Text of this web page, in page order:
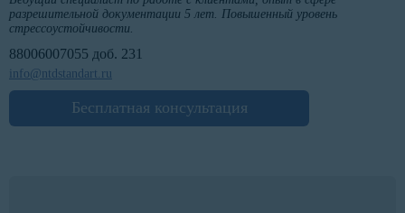
разрешительной документации 5 лет. Повышенный уровень
стрессоустойчивости.
88006007055 доб. 231
info@ntdstandart.ru
Бесплатная консультация